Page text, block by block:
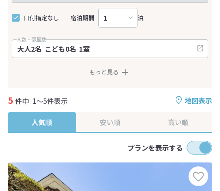
日付指定なし 宿泊期間 泊
人数・部屋数
もっと見る
地図表示
5 件中 1～5件表示
人気順 安い順 高い順
プランを表示する